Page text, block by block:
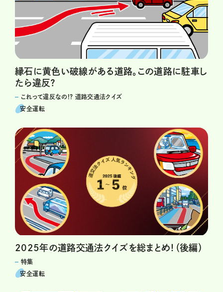
縁石に黄色い破線がある道路。この道路に駐車し
たら違反？
これって違反なの!? 道路交通法クイズ
安全運転
2025年の道路交通法クイズを総まとめ！（後編）
特集
安全運転